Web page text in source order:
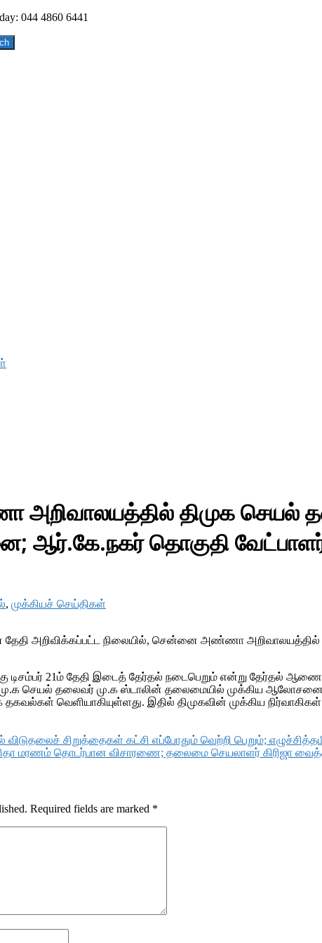
044 4860 6441
திமுக செயல்
தொகுதி வேட்பாளர்
, முக்கியச் செய்திகள்
அறிவிக்கப்பட்ட நிலையில், சென்னை அண்ணா
டிசம்பர் 21ம் தேதி இடைத் தேர்தல் நடைபெறும் என்று
செயல் தலைவர் மு.க ஸ்டாலின் தலைமையில் முக்கிய ஆலோசனை
வெளியாகியுள்ளது. இதில் திமுகவின் முக்கிய
விடுதலைச் சிறுத்தைகள் கட்சி எப்போதும் வெற்றி பெறும்;
மரணம் தொடர்பான விசாரணை; தலைமை செயலாளர் கிரிஜா
Required fields are marked *